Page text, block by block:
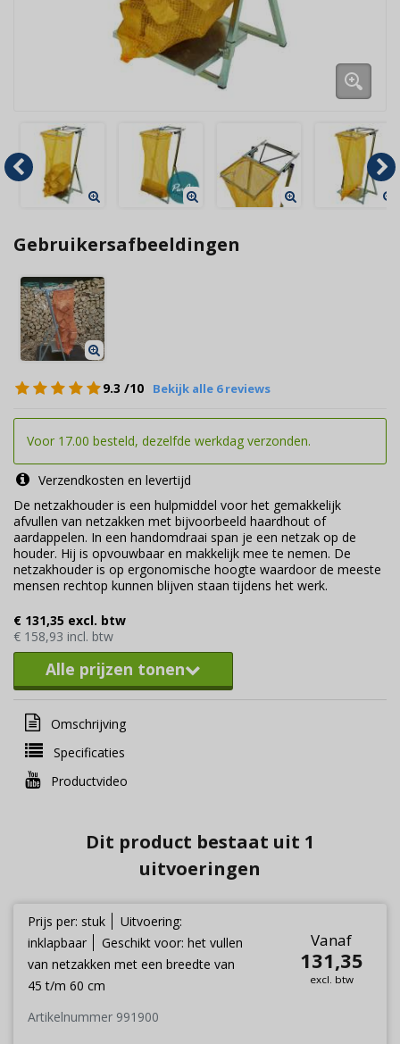
Gebruikersafbeeldingen
9.3 /10 Bekijk alle 6 reviews
Voor 17.00 besteld, dezelfde werkdag verzonden.
Verzendkosten en levertijd
De netzakhouder is een hulpmiddel voor het gemakkelijk
afvullen van netzakken met bijvoorbeeld haardhout of
aardappelen. In een handomdraai span je een netzak op de
houder. Hij is opvouwbaar en makkelijk mee te nemen. De
netzakhouder is op ergonomische hoogte waardoor de meeste
mensen rechtop kunnen blijven staan tijdens het werk.
€ 131,35 excl. btw
€ 158,93 incl. btw
Alle prijzen tonen
Omschrijving
Specificaties
Productvideo
Dit product bestaat uit 1
uitvoeringen
Prijs per: stuk
Uitvoering:
inklapbaar
Geschikt voor: het vullen
van netzakken met een breedte van
45 t/m 60 cm
Vanaf
131,35
excl. btw
Artikelnummer 991900